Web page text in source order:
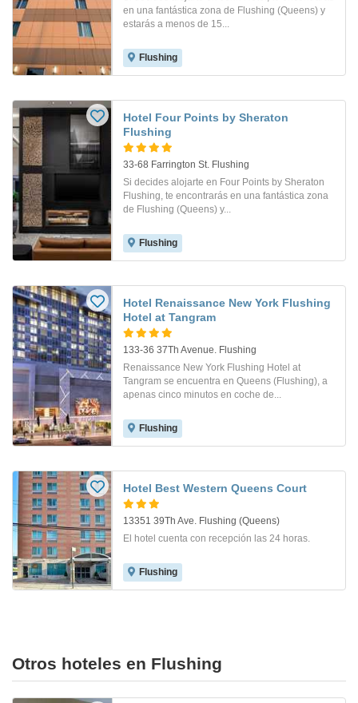
en una fantástica zona de Flushing (Queens) y
estarás a menos de 15...
Flushing
Hotel Four Points by Sheraton
Flushing
33-68 Farrington St. Flushing
Si decides alojarte en Four Points by Sheraton
Flushing, te encontrarás en una fantástica zona
de Flushing (Queens) y...
Flushing
Hotel Renaissance New York Flushing
Hotel at Tangram
133-36 37Th Avenue. Flushing
Renaissance New York Flushing Hotel at
Tangram se encuentra en Queens (Flushing), a
apenas cinco minutos en coche de...
Flushing
Hotel Best Western Queens Court
13351 39Th Ave. Flushing (Queens)
El hotel cuenta con recepción las 24 horas.
Flushing
Otros hoteles en Flushing